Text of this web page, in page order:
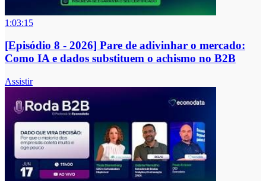
1:03:15
[Episódio 8 - 2026] Pare de adivinhar o mercado:
Como IA e dados substituem o achismo no B2B
Assistir